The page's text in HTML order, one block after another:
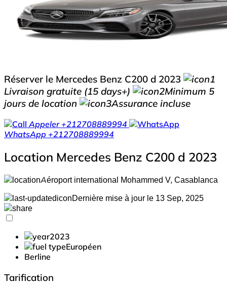
Réserver le Mercedes Benz C200 d 2023
Livraison gratuite (15 days+)
Minimum 5
jours de location
Assurance incluse
Appeler +212708889994
WhatsApp +212708889994
Location Mercedes Benz C200 d 2023
Aéroport international Mohammed V, Casablanca
Dernière mise à jour le 13 Sep, 2025
2023
Européen
Berline
Tarification